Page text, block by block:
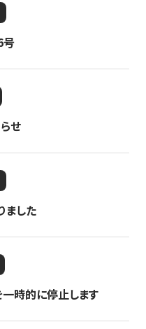
号
せ
ました
時的に停止します